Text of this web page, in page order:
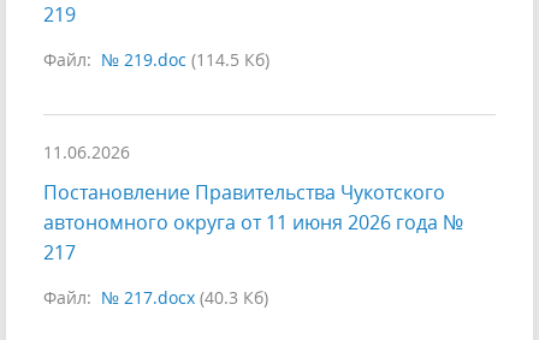
219
Файл: № 219.doc (114.5 Кб)
11.06.2026
Постановление Правительства Чукотского
автономного округа от 11 июня 2026 года №
217
Файл: № 217.docx (40.3 Кб)